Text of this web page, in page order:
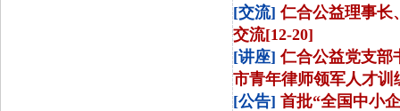
[交流] 仁合公益理事长
交流[12-20]
[讲座] 仁合公益党支部
市青年律师领军人才训
[公告] 首批“全国中小